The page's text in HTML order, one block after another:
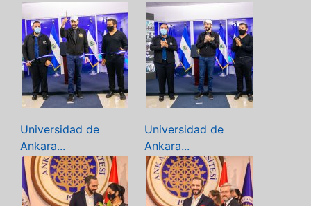
Universidad de
Ankara...
Universidad de
Ankara...